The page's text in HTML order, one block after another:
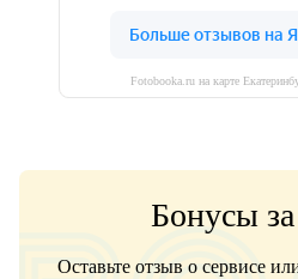
Fotobooka.ru на карте
Бонусы
Оставьте отзыв о сервисе